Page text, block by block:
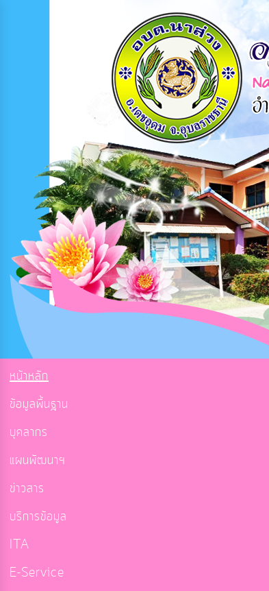
หน้าหลัก
ข้อมูลพื้นฐาน
บุคลากร
แผนพัฒนาฯ
ข่าวสาร
บริการข้อมูล
ITA
E-Service